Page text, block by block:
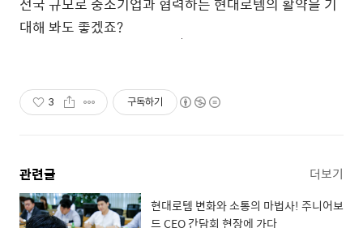
대해 봐도 좋겠죠?
3 구독하기
관련글 더보기
현대로템 변화와 소통의 마법사! 주니어보
드 CEO 간담회 현장에 가다